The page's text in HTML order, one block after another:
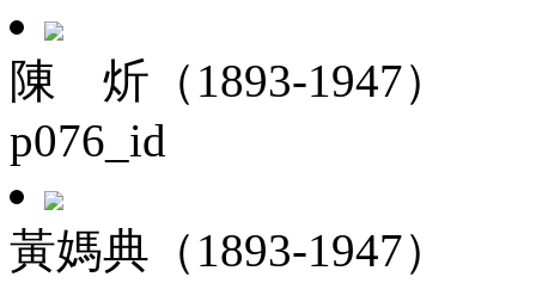
陳 炘（1893-1947）
p076_id
黃媽典（1893-1947）